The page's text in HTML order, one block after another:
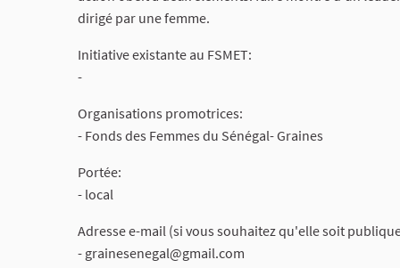
dirigé par une femme.
Initiative existante au FSMET:
-
Organisations promotrices:
- Fonds des Femmes du Sénégal- Graines
Portée:
- local
Adresse e-mail (si vous souhaitez qu'elle soit
- grainesenegal@gmail.com